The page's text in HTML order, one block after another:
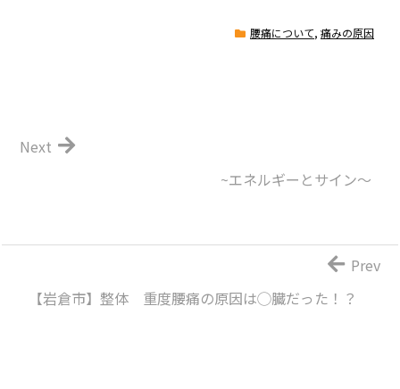
腰痛について, 痛みの原因
~エネルギーとサイン〜
Next
【岩倉市】整体 重度腰痛の原因は◯臓だった！？
Prev